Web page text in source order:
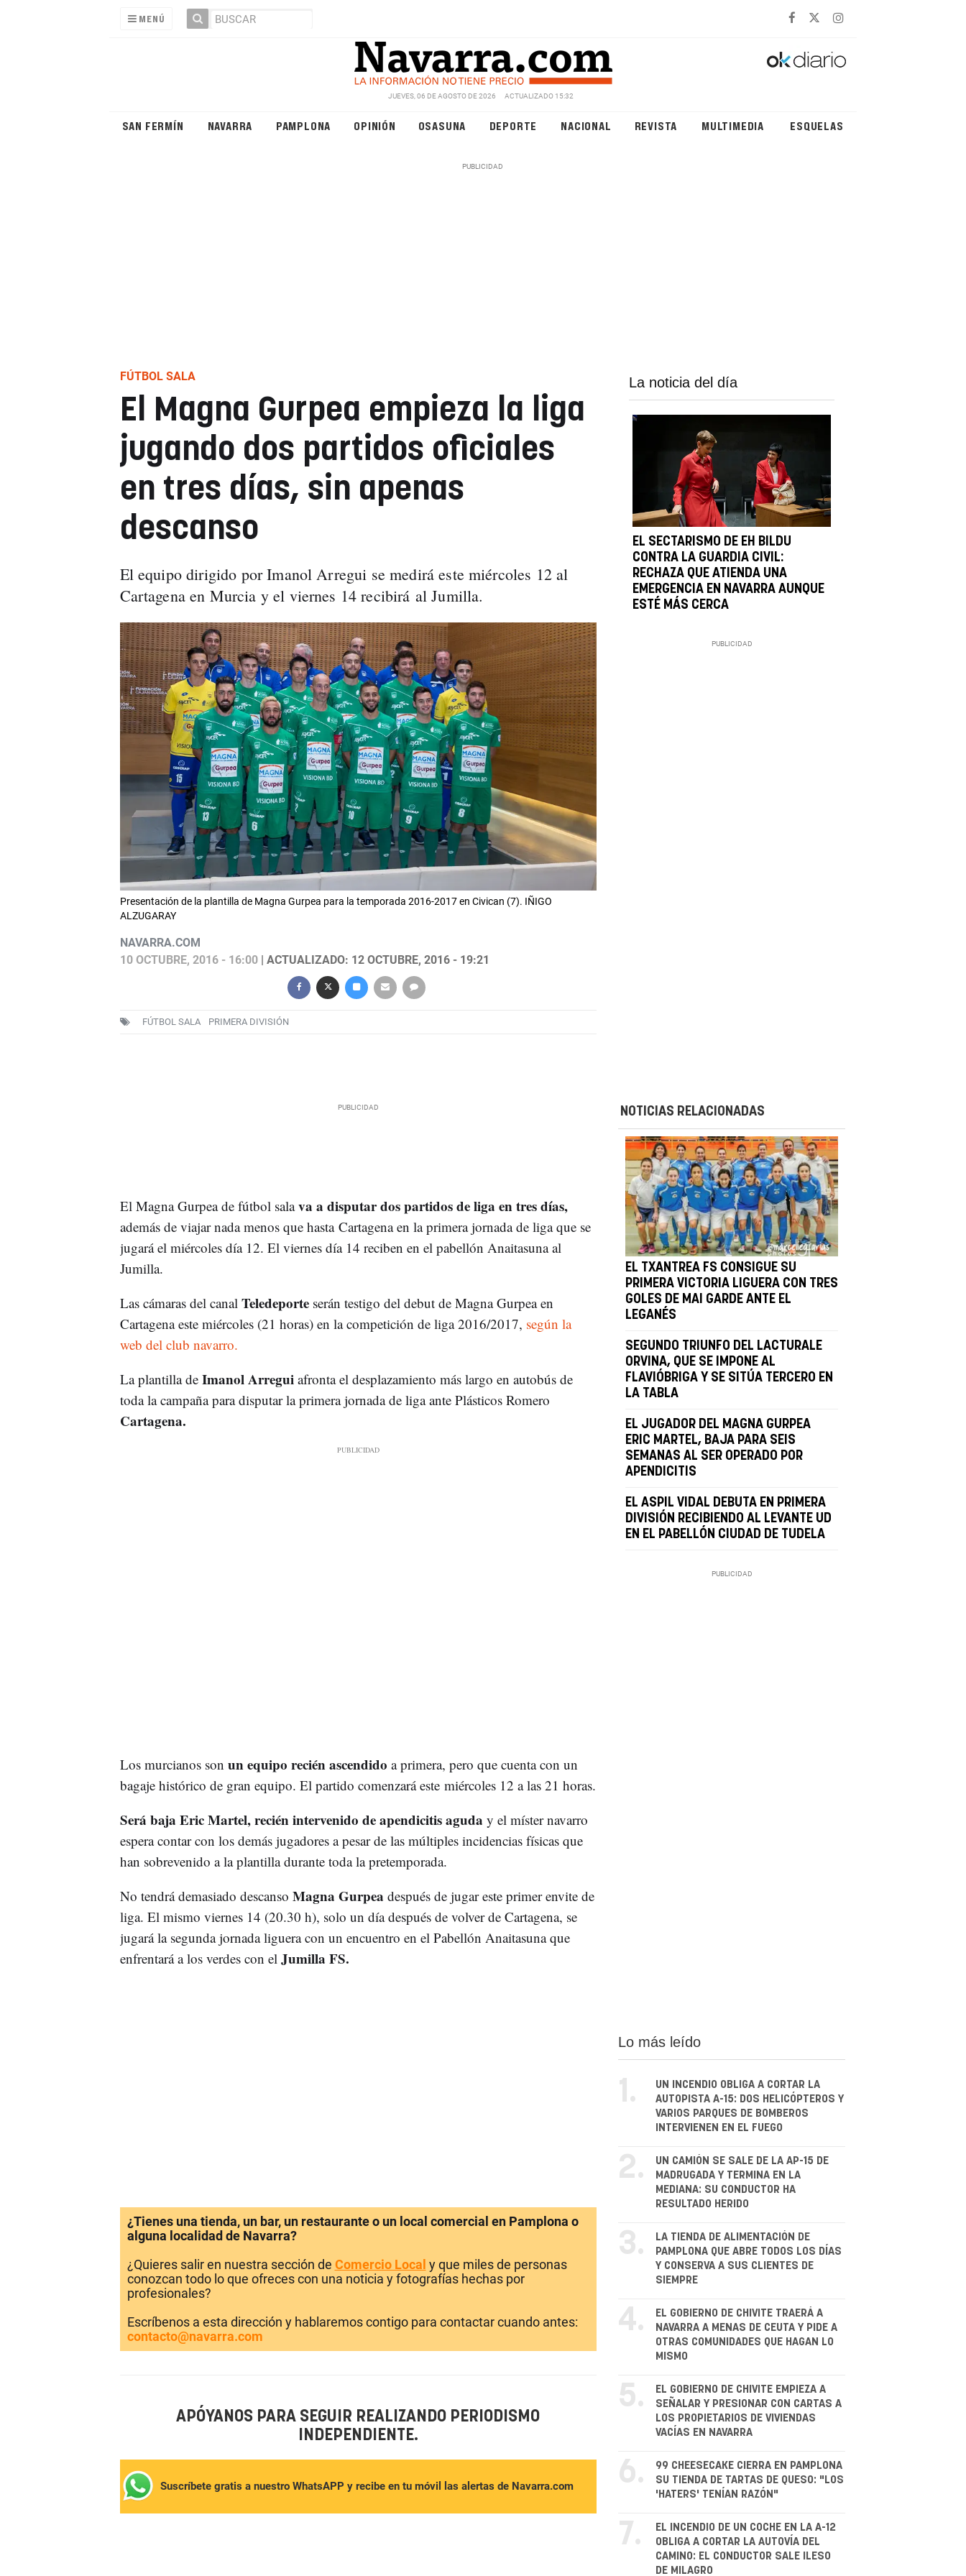
MENÚ
JUEVES, 06 DE AGOSTO DE 2026 ACTUALIZADO 15:32
SAN FERMÍN NAVARRA PAMPLONA OPINIÓN OSASUNA DEPORTE NACIONAL REVISTA MULTIMEDIA ESQUELAS
FÚTBOL SALA
El Magna Gurpea empieza la liga
jugando dos partidos oficiales
en tres días, sin apenas
descanso
El equipo dirigido por Imanol Arregui se medirá este miércoles 12 al
Cartagena en Murcia y el viernes 14 recibirá al Jumilla.
Presentación de la plantilla de Magna Gurpea para la temporada 2016-2017 en Civican (7). IÑIGO
ALZUGARAY
NAVARRA.COM
10 OCTUBRE, 2016 - 16:00| ACTUALIZADO: 12 OCTUBRE, 2016 - 19:21
FÚTBOL SALA PRIMERA DIVISIÓN
La noticia del día
EL SECTARISMO DE EH BILDU
CONTRA LA GUARDIA CIVIL:
RECHAZA QUE ATIENDA UNA
EMERGENCIA EN NAVARRA AUNQUE
ESTÉ MÁS CERCA
El Magna Gurpea de fútbol salava a disputar dos partidos de liga en tres días,
además de viajar nada menos que hasta Cartagena en la primera jornada de liga que se
jugará el miércoles día 12. El viernes día 14 reciben en el pabellón Anaitasuna al
Jumilla.
Las cámaras del canalTeledeporteserán testigo del debut de Magna Gurpea en
Cartagena este miércoles (21 horas) en la competición de liga 2016/2017, según la
web del club navarro.
La plantilla deImanol Arregui afronta el desplazamiento más largo en autobús de
toda la campaña para disputar la primera jornada de liga ante Plásticos Romero
Cartagena.
Los murcianos son un equipo recién ascendido a primera, pero que cuenta con un
bagaje histórico de gran equipo. El partido comenzará este miércoles 12 a las 21 horas.
Será baja Eric Martel, recién intervenido de apendicitis aguda y el míster navarro
espera contar con los demás jugadores a pesar de las múltiples incidencias físicas que
han sobrevenido a la plantilla durante toda la pretemporada.
No tendrá demasiado descanso Magna Gurpea después de jugar este primer envite de
liga. El mismo viernes 14 (20.30 h), solo un día después de volver de Cartagena, se
jugará la segunda jornada liguera con un encuentro en el Pabellón Anaitasuna que
enfrentará a los verdes con el Jumilla FS.
NOTICIAS RELACIONADAS
EL TXANTREA FS CONSIGUE SU
PRIMERA VICTORIA LIGUERA CON TRES
GOLES DE MAI GARDE ANTE EL
LEGANÉS
SEGUNDO TRIUNFO DEL LACTURALE
ORVINA, QUE SE IMPONE AL
FLAVIÓBRIGA Y SE SITÚA TERCERO EN
LA TABLA
EL JUGADOR DEL MAGNA GURPEA
ERIC MARTEL, BAJA PARA SEIS
SEMANAS AL SER OPERADO POR
APENDICITIS
EL ASPIL VIDAL DEBUTA EN PRIMERA
DIVISIÓN RECIBIENDO AL LEVANTE UD
EN EL PABELLÓN CIUDAD DE TUDELA
¿Tienes una tienda, un bar, un restaurante o un local comercial en Pamplona o
alguna localidad de Navarra?
¿Quieres salir en nuestra sección de Comercio Local y que miles de personas
conozcan todo lo que ofreces con una noticia y fotografías hechas por
profesionales?
Escríbenos a esta dirección y hablaremos contigo para contactar cuando antes:
contacto@navarra.com
APÓYANOS PARA SEGUIR REALIZANDO PERIODISMO
INDEPENDIENTE.
Suscríbete gratis a nuestro WhatsAPP y recibe en tu móvil las alertas de Navarra.com
Lo más leído
1.
UN INCENDIO OBLIGA A CORTAR LA
AUTOPISTA A-15: DOS HELICÓPTEROS Y
VARIOS PARQUES DE BOMBEROS
INTERVIENEN EN EL FUEGO
2.
UN CAMIÓN SE SALE DE LA AP-15 DE
MADRUGADA Y TERMINA EN LA
MEDIANA: SU CONDUCTOR HA
RESULTADO HERIDO
3.
LA TIENDA DE ALIMENTACIÓN DE
PAMPLONA QUE ABRE TODOS LOS DÍAS
Y CONSERVA A SUS CLIENTES DE
SIEMPRE
4.
EL GOBIERNO DE CHIVITE TRAERÁ A
NAVARRA A MENAS DE CEUTA Y PIDE A
OTRAS COMUNIDADES QUE HAGAN LO
MISMO
5.
EL GOBIERNO DE CHIVITE EMPIEZA A
SEÑALAR Y PRESIONAR CON CARTAS A
LOS PROPIETARIOS DE VIVIENDAS
VACÍAS EN NAVARRA
6.
99 CHEESECAKE CIERRA EN PAMPLONA
SU TIENDA DE TARTAS DE QUESO: "LOS
'HATERS' TENÍAN RAZÓN"
7.
EL INCENDIO DE UN COCHE EN LA A-12
OBLIGA A CORTAR LA AUTOVÍA DEL
CAMINO: EL CONDUCTOR SALE ILESO
DE MILAGRO